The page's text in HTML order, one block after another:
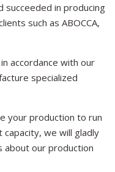
succeeded in producing
such as ABOCCA,
accordance with our
specialized
your production to run
we will gladly
about our production